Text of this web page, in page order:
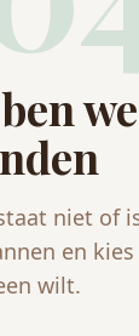
niet of
en
wilt.